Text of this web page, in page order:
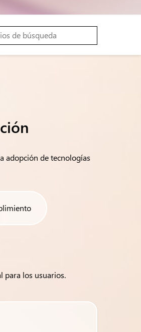
adopción de tecnologías
para los usuarios.